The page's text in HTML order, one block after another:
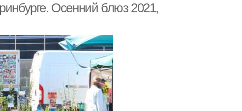
Осенний блюз 2021,